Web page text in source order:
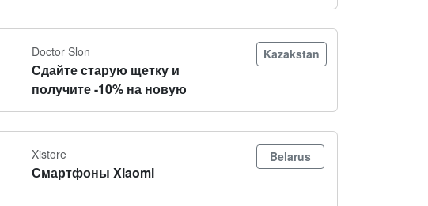
Doctor Slon
Сдайте старую щетку и
получите -10% на новую
Kazakstan
Xistore
Смартфоны Xiaomi
Belarus